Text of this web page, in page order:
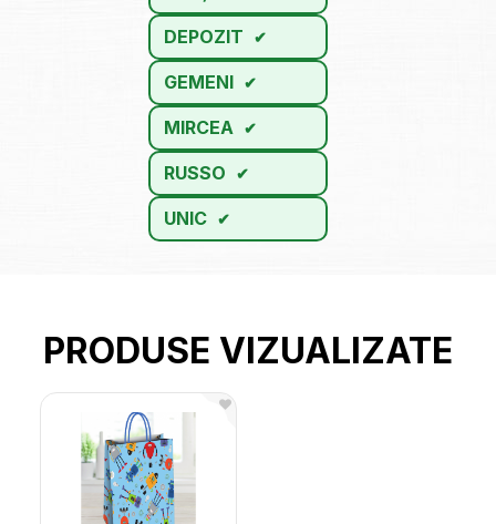
DEPOZIT
GEMENI
MIRCEA
RUSSO
UNIC
PRODUSE VIZUALIZATE